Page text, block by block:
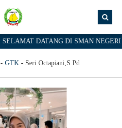
SELAMAT DATANG DI SMAN
- GTK - Seri Octapiani,S.Pd